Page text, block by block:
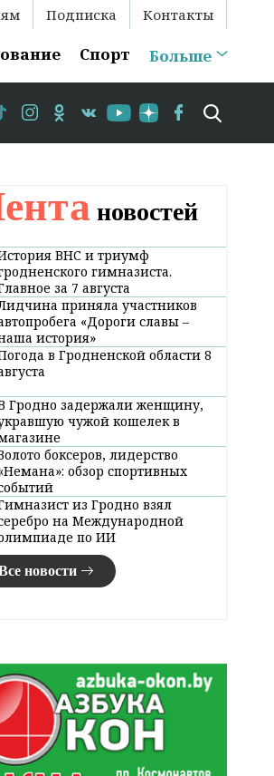
Подписка Контакты
Спорт Больше
закрывается движение по
новостей
ВНС и триумф
гимназиста.
за 7 августа
приняла участников
«Дороги славы –
история»
в Гродненской области 8
Гродно задержали женщину,
чужой кошелек в
боксеров, лидерство
обзор спортивных
из Гродно взял
на Международной
по ИИ
новости